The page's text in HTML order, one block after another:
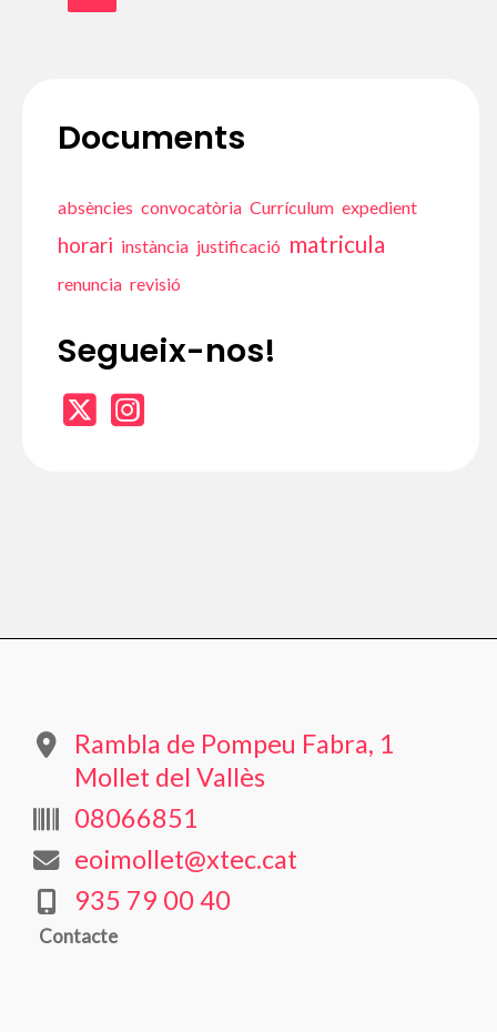
Documents
absències convocatòria Currículum expedient
horari instància justificació matricula
renuncia revisió
Segueix-nos!
Rambla de Pompeu Fabra, 1
Mollet del Vallès
08066851
eoimollet@xtec.cat
935 79 00 40
Contacte